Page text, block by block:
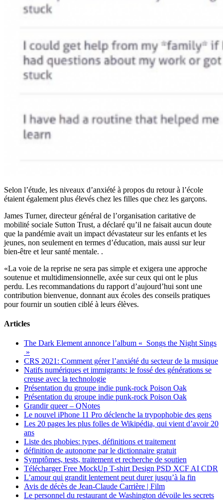
Selon l’étude, les niveaux d’anxiété à propos du retour à l’école
étaient également plus élevés chez les filles que chez les garçons.
James Turner, directeur général de l’organisation caritative de
mobilité sociale Sutton Trust, a déclaré qu’il ne faisait aucun doute
que la pandémie avait un impact dévastateur sur les enfants et les
jeunes, non seulement en termes d’éducation, mais aussi sur leur
bien-être et leur santé mentale. .
«La voie de la reprise ne sera pas simple et exigera une approche
soutenue et multidimensionnelle, axée sur ceux qui ont le plus
perdu. Les recommandations du rapport d’aujourd’hui sont une
contribution bienvenue, donnant aux écoles des conseils pratiques
pour fournir un soutien ciblé à leurs élèves.
Articles
The Dark Element annonce l’album « Songs the Night Sings
»
CRS 2021: Comment gérer l’anxiété du secteur de la musique
Natifs numériques et immigrants: le fossé des générations se
creuse avec la technologie
Présentation du groupe indie punk-rock Poison Oak
Présentation du groupe indie punk-rock Poison Oak
Grandir queer – QNotes
Le nouvel iPhone 11 Pro déclenche la trypophobie des gens
Les 20 pages les plus folles de Wikipédia, qui vient d’avoir 20
ans
Liste des phobies: types, définitions et traitement
définition de autonome par le dictionnaire gratuit
Symptômes, tests, traitement et recherche de soutien
Télécharger Free MockUp T-shirt Design PSD XCF AI CDR
L’amour qui grandit lentement peut durer jusqu’à la fin
Avis de décès de Jean-Claude Carrière | Film
Le personnel du restaurant de Washington dévoile les secrets